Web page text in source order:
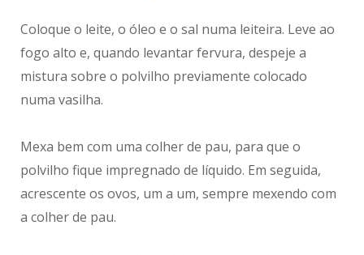
Coloque o leite, o óleo e o sal numa leiteira. Leve ao
fogo alto e, quando levantar fervura, despeje a
mistura sobre o polvilho previamente colocado
numa vasilha.
Mexa bem com uma colher de pau, para que o
polvilho fique impregnado de líquido. Em seguida,
acrescente os ovos, um a um, sempre mexendo com
a colher de pau.